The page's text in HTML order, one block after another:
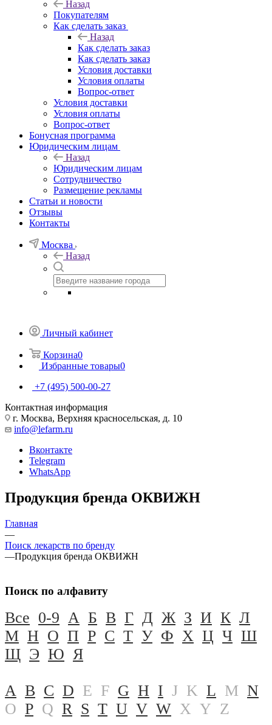
Назад
Покупателям
Как сделать заказ
Назад
Как сделать заказ
Как сделать заказ
Условия доставки
Условия оплаты
Вопрос-ответ
Условия доставки
Условия оплаты
Вопрос-ответ
Бонусная программа
Юридическим лицам
Назад
Юридическим лицам
Сотрудничество
Размещение рекламы
Статьи и новости
Отзывы
Контакты
Москва
Назад
Личный кабинет
Корзина0
Избранные товары0
+7 (495) 500-00-27
Контактная информация
г. Москва, Верхняя красносельская, д. 10
info@lefarm.ru
Вконтакте
Telegram
WhatsApp
Продукция бренда ОКВИЖН
Главная
—
Поиск лекарств по бренду
—Продукция бренда ОКВИЖН
Поиск по алфавиту
Все 0-9 А Б В Г Д Ж З И К Л
М Н О П Р С Т У Ф Х Ц Ч Ш
Щ Э Ю Я
A B C D E F G H I J K L M N
O P Q R S T U V W X Y Z